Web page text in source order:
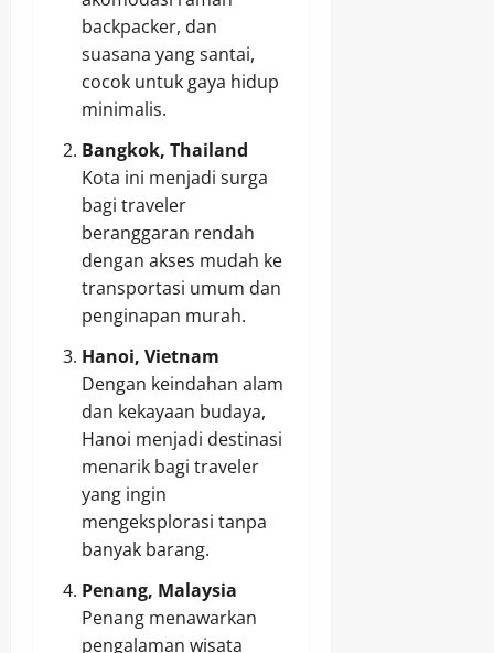
backpacker, dan
suasana yang santai,
cocok untuk gaya hidup
minimalis.
Bangkok, Thailand
Kota ini menjadi surga
bagi traveler
beranggaran rendah
dengan akses mudah ke
transportasi umum dan
penginapan murah.
Hanoi, Vietnam
Dengan keindahan alam
dan kekayaan budaya,
Hanoi menjadi destinasi
menarik bagi traveler
yang ingin
mengeksplorasi tanpa
banyak barang.
Penang, Malaysia
Penang menawarkan
pengalaman wisata